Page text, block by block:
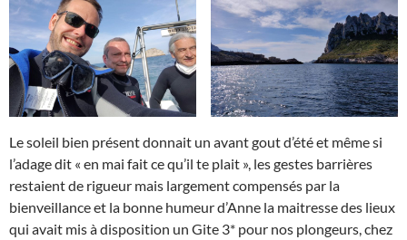
Le soleil bien présent donnait un avant gout d’été et même si
l’adage dit « en mai fait ce qu’il te plait », les gestes barrières
restaient de rigueur mais largement compensés par la
bienveillance et la bonne humeur d’Anne la maitresse des lieux
qui avait mis à disposition un Gite 3* pour nos plongeurs, chez